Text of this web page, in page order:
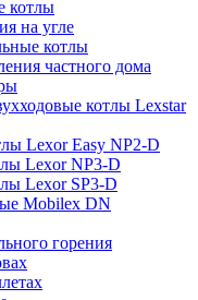
котлы
на угле
котлы
частного дома
котлы Lexstar
Lexor Easy NP2-D
Lexor NP3-D
Lexor SP3-D
Mobilex DN
горения